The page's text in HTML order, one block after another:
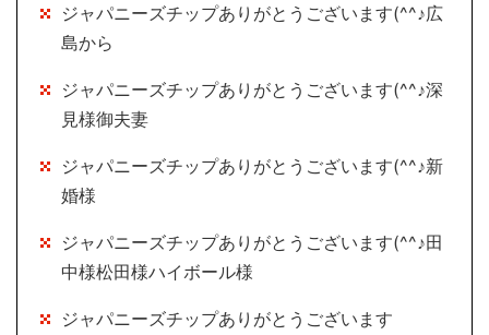
ジャパニーズチップありがとうございます(^^♪広
島から
ジャパニーズチップありがとうございます(^^♪深
見様御夫妻
ジャパニーズチップありがとうございます(^^♪新
婚様
ジャパニーズチップありがとうございます(^^♪田
中様松田様ハイボール様
ジャパニーズチップありがとうございます